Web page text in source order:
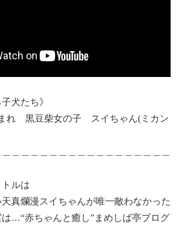
犬たち》
まれ 黒豆柴女の子 スイちゃん(ミカン
ルは
天真爛漫スイちゃんが唯一敵わなかった
…“赤ちゃんと癒し”まめしば亭ブログ